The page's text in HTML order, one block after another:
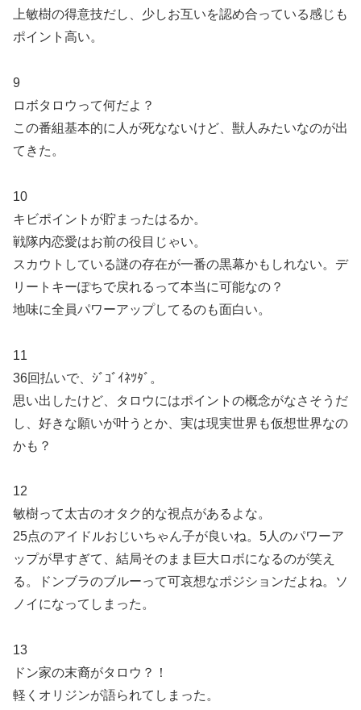
上敏樹の得意技だし、少しお互いを認め合っている感じも
ポイント高い。
9
ロボタロウって何だよ？
この番組基本的に人が死なないけど、獣人みたいなのが出
てきた。
10
キビポイントが貯まったはるか。
戦隊内恋愛はお前の役目じゃい。
スカウトしている謎の存在が一番の黒幕かもしれない。デ
リートキーぽちで戻れるって本当に可能なの？
地味に全員パワーアップしてるのも面白い。
11
36回払いで、ｼﾞｺﾞｲﾈﾂﾀﾞ。
思い出したけど、タロウにはポイントの概念がなさそうだ
し、好きな願いが叶うとか、実は現実世界も仮想世界なの
かも？
12
敏樹って太古のオタク的な視点があるよな。
25点のアイドルおじいちゃん子が良いね。5人のパワーア
ップが早すぎて、結局そのまま巨大ロボになるのが笑え
る。ドンブラのブルーって可哀想なポジションだよね。ソ
ノイになってしまった。
13
ドン家の末裔がタロウ？！
軽くオリジンが語られてしまった。